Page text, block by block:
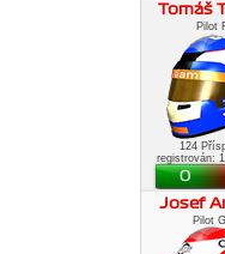
Tomáš
Pilot
124
registrován:
0
Josef
Pilot